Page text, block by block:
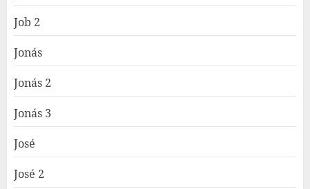
Job 2
Jonás
Jonás 2
Jonás 3
José
José 2